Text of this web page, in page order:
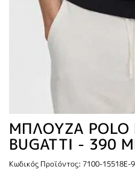
ΜΠΛΟΥΖΑ
BUGATTI - 390
Κωδικός Προϊόντος: 7100-15518E-